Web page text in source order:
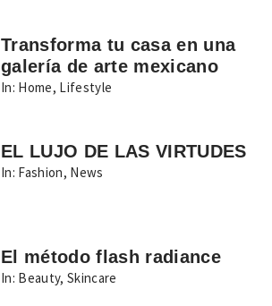
Transforma tu casa en una
galería de arte mexicano
In: Home, Lifestyle
EL LUJO DE LAS VIRTUDES
In: Fashion, News
El método flash radiance
In: Beauty,Skincare